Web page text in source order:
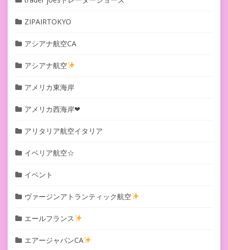
ZIPAIRTOKYO
アシアナ航空CA
アシアナ航空
アメリカ東海岸
アメリカ西海岸❤︎
アリタリア航空イタリア
イベリア航空☆
イベント
ヴァージンアトランティック航空
エールフランス
エアージャパンCA